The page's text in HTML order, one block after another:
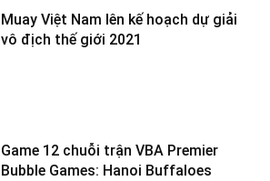
Muay Việt Nam lên kế hoạch dự giải
vô địch thế giới 2021
Game 12 chuỗi trận VBA Premier
Bubble Games: Hanoi Buffaloes